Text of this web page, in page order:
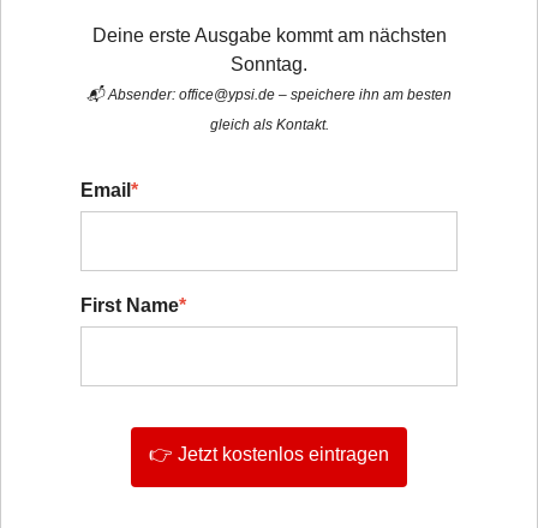
Deine erste Ausgabe kommt am nächsten
Sonntag.
📬 Absender: office@ypsi.de – speichere ihn am besten
gleich als Kontakt.
Email *
First Name*
👉 Jetzt kostenlos eintragen